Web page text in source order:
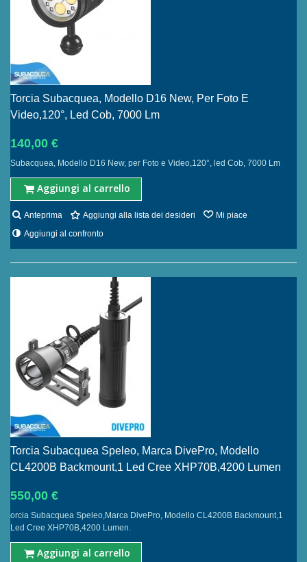
Torcia Subacquea, Modello D16 New, Per Foto E
Video,120°, Led Cob, 7000 Lm
140,00 €
Subacquea, Modello D16 New, per Foto e Video,120°, led Cob, 7000 Lm
Aggiungi al carrello
Anteprima Aggiungi alla lista dei desideri
Mi piace
Aggiungi al confronto
Torcia Subacquea Speleo, Marca DivePro, Modello
CL4200B Backmount,1 Led Cree XHP70B,4200 Lumen
550,00 €
orcia Subacquea Speleo,Marca DivePro, Modello CL4200B Backmount,1
Led Cree XHP70B,4200 Lumen.
Aggiungi al carrello